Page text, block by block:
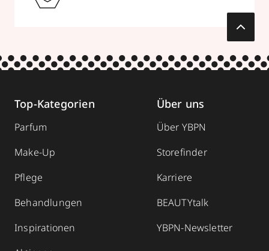
Top-Kategorien
Parfum
Make-Up
Pflege
Behandlungen
Inspirationen
Über uns
Über YBPN
Storefinder
Karriere
BEAUTYtalk
YBPN-Newsletter